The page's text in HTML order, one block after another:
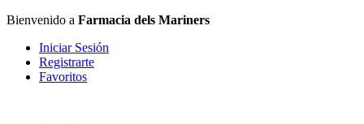
Bienvenido a Farmacia dels Mariners
Iniciar Sesión
Registrarte
Favoritos